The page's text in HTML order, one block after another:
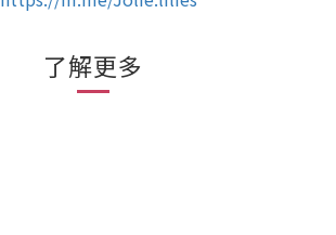
了解更多